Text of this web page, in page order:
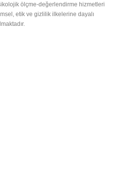
ölçme-değerlendirme hizmetleri
etik ve gizlilik ilkelerine dayalı